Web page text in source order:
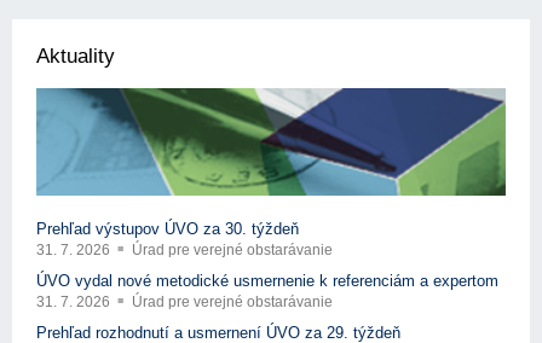
Aktuality
Prehľad výstupov ÚVO za 30. týždeň
31. 7. 2026 Úrad pre verejné obstarávanie
ÚVO vydal nové metodické usmernenie k referenciám a expertom
31. 7. 2026 Úrad pre verejné obstarávanie
Prehľad rozhodnutí a usmernení ÚVO za 29. týždeň